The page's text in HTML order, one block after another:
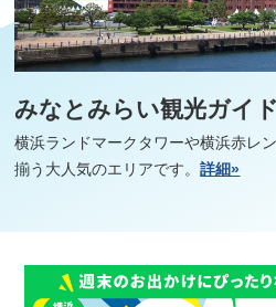
みなとみらい観光ガイド
横浜ランドマークタワーや横浜赤レ
揃う大人気のエリアです。詳細»